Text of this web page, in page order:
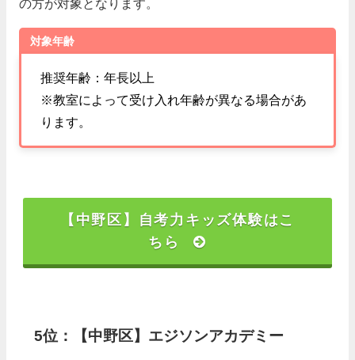
の方が対象となります。
対象年齢
推奨年齢：年長以上
※教室によって受け入れ年齢が異なる場合があ
ります。
【中野区】自考力キッズ体験はこ
ちら
5位：【中野区】エジソンアカデミー